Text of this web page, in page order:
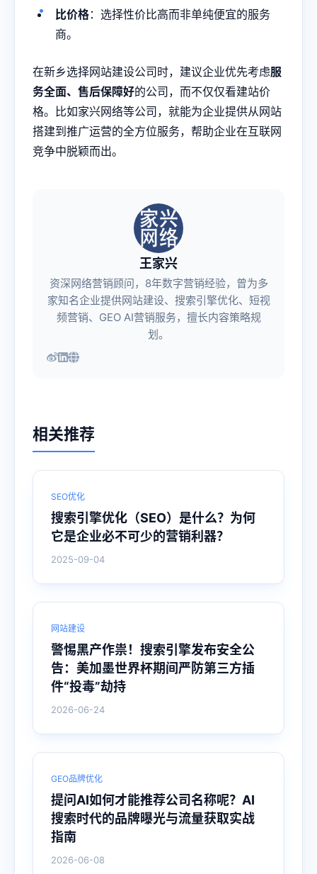
比价格：选择性价比高而非单纯便宜的服务
商。
在新乡选择网站建设公司时，建议企业优先考虑服
务全面、售后保障好的公司，而不仅仅看建站价
格。比如家兴网络等公司，就能为企业提供从网站
搭建到推广运营的全方位服务，帮助企业在互联网
竞争中脱颖而出。
王家兴
资深网络营销顾问，8年数字营销经验，曾为多
家知名企业提供网站建设、搜索引擎优化、短视
频营销、GEO AI营销服务，擅长内容策略规
划。
相关推荐
SEO优化
搜索引擎优化（SEO）是什么？为何
它是企业必不可少的营销利器？
2025-09-04
网站建设
警惕黑产作祟！搜索引擎发布安全公
告：美加墨世界杯期间严防第三方插
件“投毒”劫持
2026-06-24
GEO品牌优化
提问AI如何才能推荐公司名称呢？AI
搜索时代的品牌曝光与流量获取实战
指南
2026-06-08